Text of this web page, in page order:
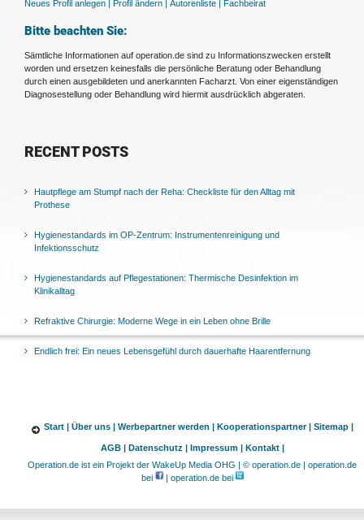
Neues Profil anlegen | Profil ändern | Autorenliste | Fachbeirat
Bitte beachten Sie:
Sämtliche Informationen auf operation.de sind zu Informationszwecken erstellt
worden und ersetzen keinesfalls die persönliche Beratung oder Behandlung
durch einen ausgebildeten und anerkannten Facharzt. Von einer eigenständigen
Diagnosestellung oder Behandlung wird hiermit ausdrücklich abgeraten.
RECENT POSTS
Hautpflege am Stumpf nach der Reha: Checkliste für den Alltag mit
Prothese
Hygienestandards im OP-Zentrum: Instrumentenreinigung und
Infektionsschutz
Hygienestandards auf Pflegestationen: Thermische Desinfektion im
Klinikalltag
Refraktive Chirurgie: Moderne Wege in ein Leben ohne Brille
Endlich frei: Ein neues Lebensgefühl durch dauerhafte Haarentfernung
Start | Über uns | Werbepartner werden | Kooperationspartner | Sitemap |
AGB | Datenschutz | Impressum | Kontakt |
Operation.de ist ein Projekt der WakeUp Media OHG | © operation.de | operation.de
bei
| operation.de bei